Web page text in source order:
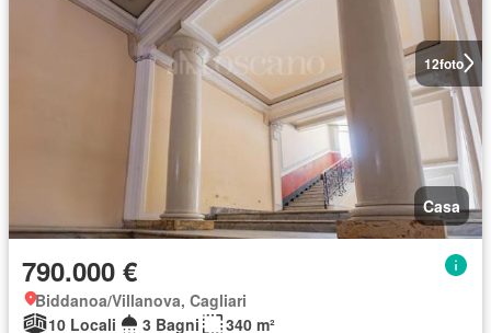
12foto
Casa
790.000 €
Biddanoa/Villanova, Cagliari
10 Locali
3 Bagni
340 m²